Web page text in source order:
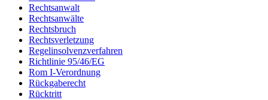
Rechtsanwalt
Rechtsanwälte
Rechtsbruch
Rechtsverletzung
Regelinsolvenzverfahren
Richtlinie 95/46/EG
Rom I-Verordnung
Rückgaberecht
Rücktritt